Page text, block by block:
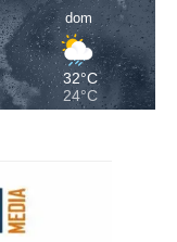
dom
32°C
24°C